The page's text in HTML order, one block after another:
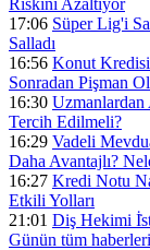
Riskini Azaltıyor
17:06 Süper Lig'i
Salladı
16:56 Konut Kredisi
Sonradan Pişman
16:30 Uzmanlardan
Tercih Edilmeli?
16:29 Vadeli
Daha Avantajlı?
16:27 Kredi Notu
Etkili Yolları
21:01 Diş Hekimi
Günün tüm haberleri